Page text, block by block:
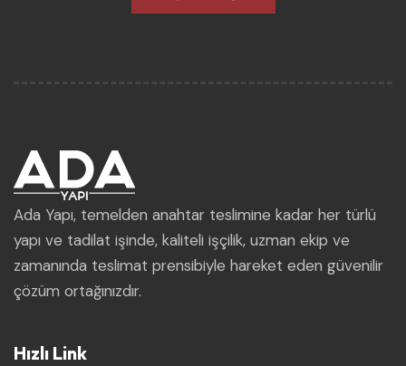
İletişime Geç
Ada Yapı, temelden anahtar teslimine kadar her türlü
yapı ve tadilat işinde, kaliteli işçilik, uzman ekip ve
zamanında teslimat prensibiyle hareket eden güvenilir
çözüm ortağınızdır.
Hızlı Link